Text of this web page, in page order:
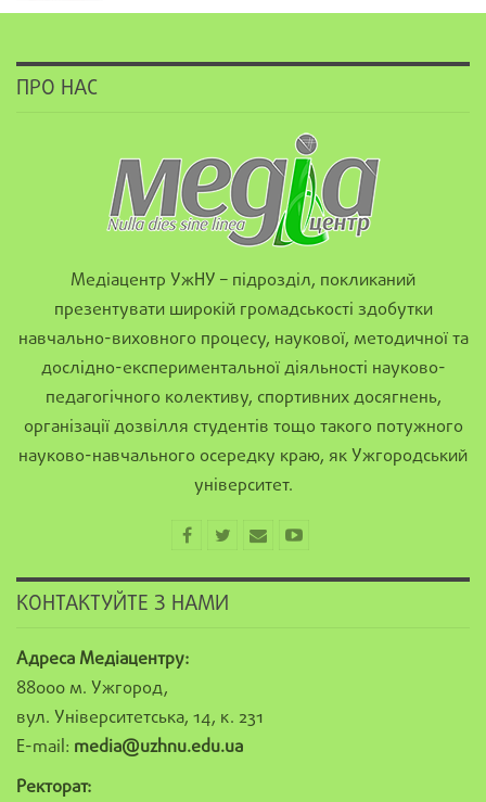
ПРО НАС
Медіацентр УжНУ – підрозділ, покликаний
презентувати широкій громадськості здобутки
навчально-виховного процесу, наукової, методичної та
дослідно-експериментальної діяльності науково-
педагогічного колективу, спортивних досягнень,
організації дозвілля студентів тощо такого потужного
науково-навчального осередку краю, як Ужгородський
університет.
КОНТАКТУЙТЕ З НАМИ
Адреса Медіацентру:
88000 м. Ужгород,
вул. Університетська, 14, к. 231
E-mail: media@uzhnu.edu.ua
Ректорат: